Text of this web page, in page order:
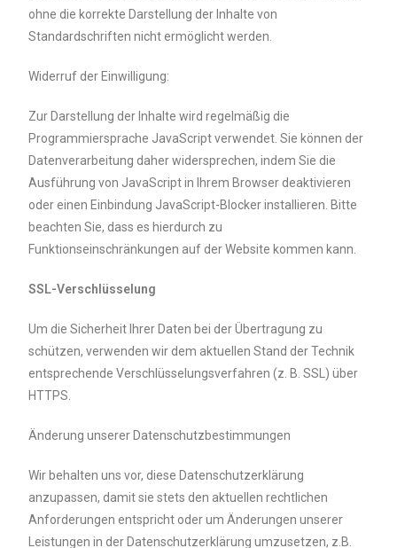
ohne die korrekte Darstellung der Inhalte von
Standardschriften nicht ermöglicht werden.
Widerruf der Einwilligung:
Zur Darstellung der Inhalte wird regelmäßig die
Programmiersprache JavaScript verwendet. Sie können der
Datenverarbeitung daher widersprechen, indem Sie die
Ausführung von JavaScript in Ihrem Browser deaktivieren
oder einen Einbindung JavaScript-Blocker installieren. Bitte
beachten Sie, dass es hierdurch zu
Funktionseinschränkungen auf der Website kommen kann.
SSL-Verschlüsselung
Um die Sicherheit Ihrer Daten bei der Übertragung zu
schützen, verwenden wir dem aktuellen Stand der Technik
entsprechende Verschlüsselungsverfahren (z. B. SSL) über
HTTPS.
Änderung unserer Datenschutzbestimmungen
Wir behalten uns vor, diese Datenschutzerklärung
anzupassen, damit sie stets den aktuellen rechtlichen
Anforderungen entspricht oder um Änderungen unserer
Leistungen in der Datenschutzerklärung umzusetzen, z.B.